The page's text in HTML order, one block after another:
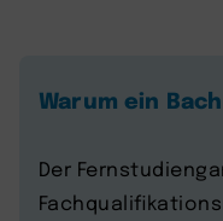
Warum ein
Der